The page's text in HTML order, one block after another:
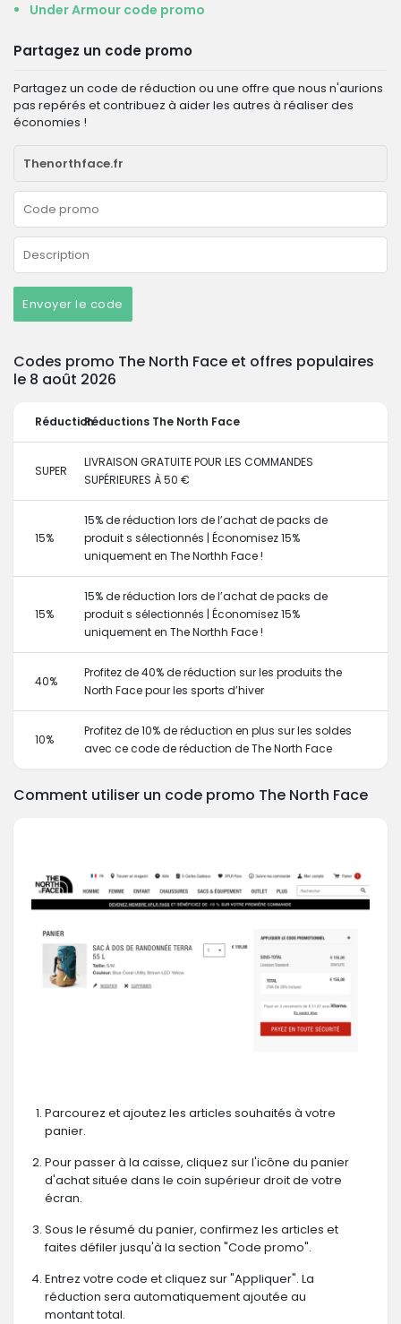
Under Armour code promo
Partagez un code promo
Partagez un code de réduction ou une offre que nous n'aurions
pas repérés et contribuez à aider les autres à réaliser des
économies !
Envoyer le code
Codes promo The North Face et offres populaires
le 8 août 2026
RéductionRéductions The North Face
SUPER
LIVRAISON GRATUITE POUR LES COMMANDES
SUPÉRIEURES À 50 €
15%
15% de réduction lors de l’achat de packs de
produit s sélectionnés | Économisez 15%
uniquement en The Northh Face !
15%
15% de réduction lors de l’achat de packs de
produit s sélectionnés | Économisez 15%
uniquement en The Northh Face !
40%
Profitez de 40% de réduction sur les produits the
North Face pour les sports d’hiver
10%
Profitez de 10% de réduction en plus sur les soldes
avec ce code de réduction de The North Face
Comment utiliser un code promo The North Face
Parcourez et ajoutez les articles souhaités à votre
panier.
Pour passer à la caisse, cliquez sur l'icône du panier
d'achat située dans le coin supérieur droit de votre
écran.
Sous le résumé du panier, confirmez les articles et
faites défiler jusqu'à la section "Code promo".
Entrez votre code et cliquez sur "Appliquer". La
réduction sera automatiquement ajoutée au
montant total.